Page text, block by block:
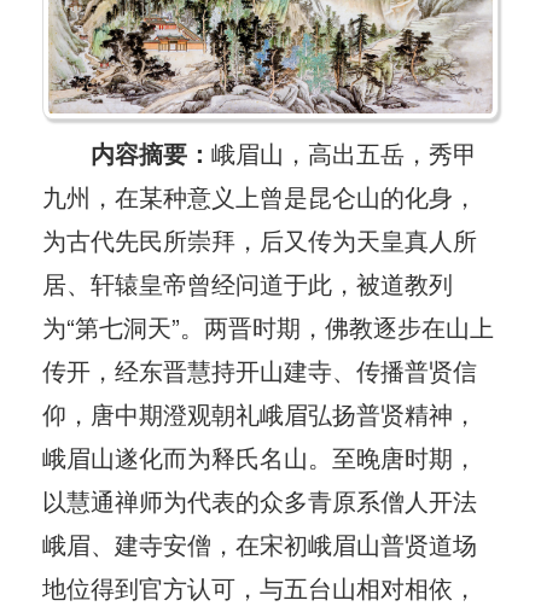
内容摘要： 峨眉山，高出五岳，秀甲
九州，在某种意义上曾是昆仑山的化身，
为古代先民所崇拜，后又传为天皇真人所
居、轩辕皇帝曾经问道于此，被道教列
为“第七洞天”。两晋时期，佛教逐步在山上
传开，经东晋慧持开山建寺、传播普贤信
仰，唐中期澄观朝礼峨眉弘扬普贤精神，
峨眉山遂化而为释氏名山。至晚唐时期，
以慧通禅师为代表的众多青原系僧人开法
峨眉、建寺安僧，在宋初峨眉山普贤道场
地位得到官方认可，与五台山相对相依，